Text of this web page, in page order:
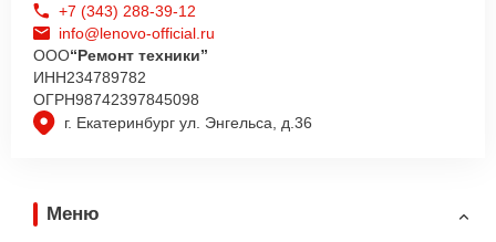
г. Екатеринбург ул. Энгельса, д.36
+7 (343) 288-39-12
info@lenovo-official.ru
ООО“Ремонт техники”
ИНН234789782
ОГРН98742397845098
Меню